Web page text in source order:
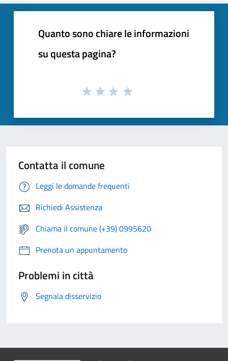
Quanto sono chiare le informazioni
su questa pagina?
Contatta il comune
Leggi le domande frequenti
Richiedi Assistenza
Chiama il comune (+39) 0995620
Prenota un appuntamento
Problemi in città
Segnala disservizio